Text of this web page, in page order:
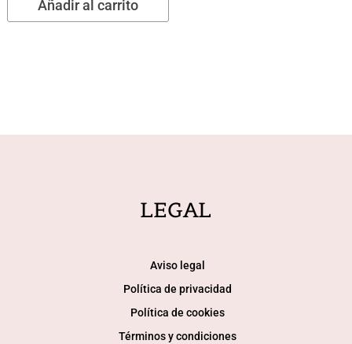
Añadir al carrito
LEGAL
Aviso legal
Política de privacidad
Política de cookies
Términos y condiciones